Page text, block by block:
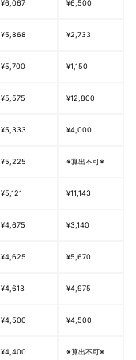
¥6,067 ¥6,500
¥5,868 ¥2,733
¥5,700 ¥1,150
¥5,575 ¥12,800
¥5,333 ¥4,000
¥5,225 ※算出不可※
¥5,121 ¥11,143
¥4,675 ¥3,140
¥4,625 ¥5,670
¥4,613 ¥4,975
¥4,500 ¥4,500
¥4,400 ※算出不可※